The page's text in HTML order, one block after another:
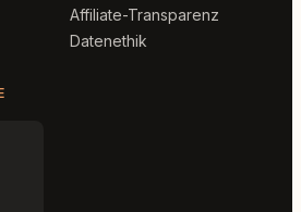
Affiliate-Transparenz
Datenethik